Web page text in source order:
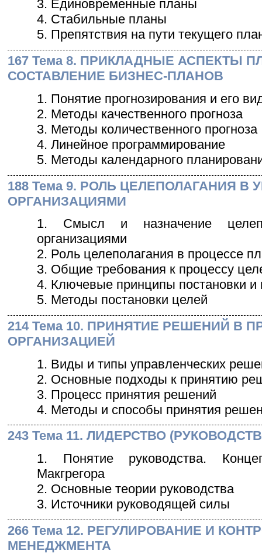
3. Единовременные планы
4. Стабильные планы
5. Препятствия на пути текущего
167 Тема 8. ПРИКЛАДНЫЕ АСПЕКТЫ
СОСТАВЛЕНИЕ БИЗНЕС-ПЛАНОВ
1. Понятие прогнозирования и его
2. Методы качественного прогноза
3. Методы количественного прогноза
4. Линейное программирование
5. Методы календарного
188 Тема 9. РОЛЬ ЦЕЛЕПОЛАГАНИЯ В
ОРГАНИЗАЦИЯМИ
1. Смысл и назначение
организациями
2. Роль целеполагания в процессе
3. Общие требования к процессу
4. Ключевые принципы постановки и
5. Методы постановки целей
214 Тема 10. ПРИНЯТИЕ РЕШЕНИЙ В
ОРГАНИЗАЦИЕЙ
1. Виды и типы управленческих
2. Основные подходы к принятию
3. Процесс принятия решений
4. Методы и способы принятия
243 Тема 11. ЛИДЕРСТВО
1. Понятие руководства.
Макгрегора
2. Основные теории руководства
3. Источники руководящей силы
266 Тема 12. РЕГУЛИРОВАНИЕ И
МЕНЕДЖМЕНТА